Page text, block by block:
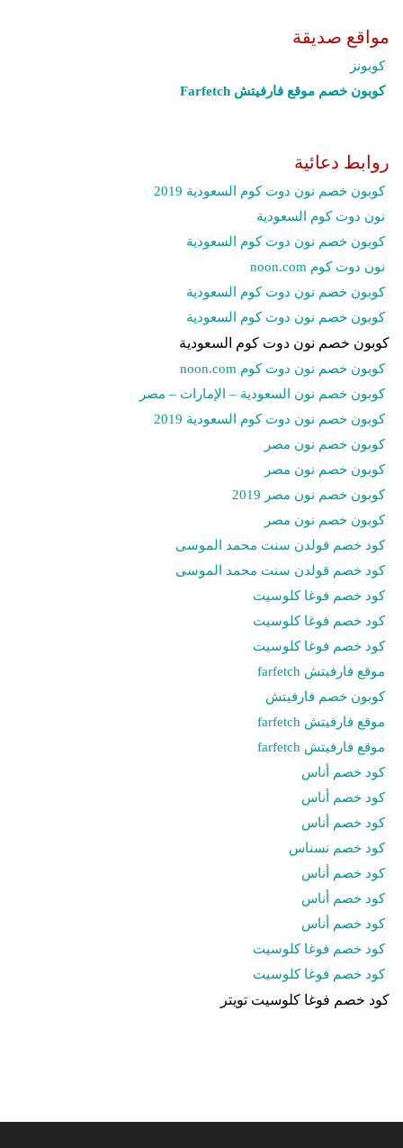
مواقع صديقة
كوبونز
كوبون خصم موقع فارفيتش Farfetch‎
روابط دعائية
كوبون خصم نون دوت كوم السعودية 2019
نون دوت كوم السعودية
كوبون خصم نون دوت كوم السعودية
نون دوت كوم noon.com
كوبون خصم نون دوت كوم السعودية
كوبون خصم نون دوت كوم السعودية
كوبون خصم نون دوت كوم السعودية
كوبون خصم نون دوت كوم noon.com
كوبون خصم نون السعودية – الإمارات – مصر
كوبون خصم نون دوت كوم السعودية 2019
كوبون خصم نون مصر
كوبون خصم نون مصر
كوبون خصم نون مصر 2019
كوبون خصم نون مصر
كود خصم قولدن سنت محمد الموسى
كود خصم قولدن سنت محمد الموسى
كود خصم فوغا كلوسيت
كود خصم فوغا كلوسيت
كود خصم فوغا كلوسيت
موقع فارفيتش farfetch
كوبون خصم فارفيتش
موقع فارفيتش farfetch
موقع فارفيتش farfetch
كود خصم أناس
كود خصم أناس
كود خصم أناس
كود خصم نسناس
كود خصم أناس
كود خصم أناس
كود خصم أناس
كود خصم فوغا كلوسيت
كود خصم فوغا كلوسيت
كود خصم فوغا كلوسيت تويتر